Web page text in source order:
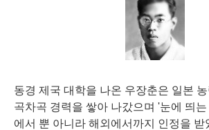
동경 제국 대학을 나온 우장춘은 일본
곡차곡 경력을 쌓아 나갔으며 '눈에 띄
에서 뿐 아니라 해외에서까지 인정을 받